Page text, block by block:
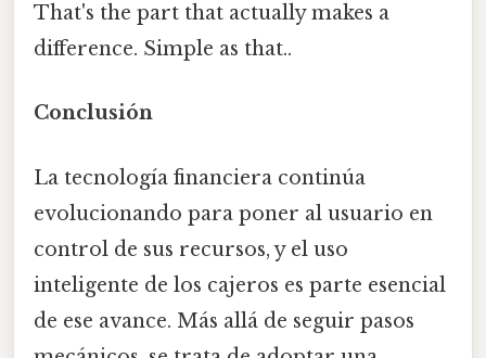
That's the part that actually makes a
difference. Simple as that..
Conclusión
La tecnología financiera continúa
evolucionando para poner al usuario en
control de sus recursos, y el uso
inteligente de los cajeros es parte esencial
de ese avance. Más allá de seguir pasos